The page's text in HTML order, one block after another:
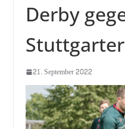
Derby
Stuttgarter
21. September 2022